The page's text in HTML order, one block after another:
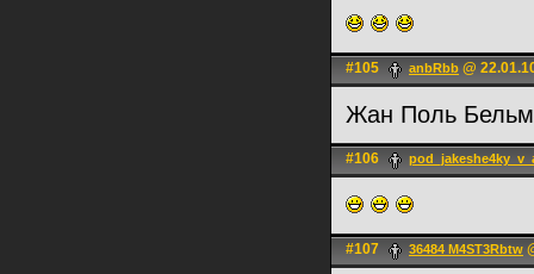
#105 anbRbb @
Жан Поль
#106
#107 36484 M4ST3Rbtw